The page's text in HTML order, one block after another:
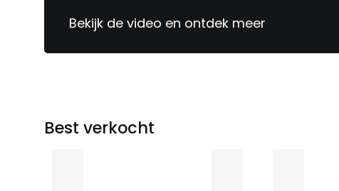
Bekijk de video en ontdek meer
Best verkocht